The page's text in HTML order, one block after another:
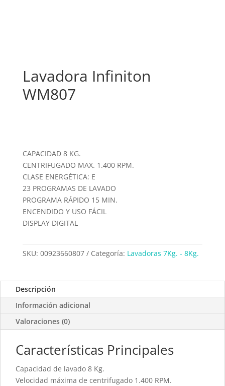
Lavadora Infiniton
WM807
CAPACIDAD 8 KG.
CENTRIFUGADO MAX. 1.400 RPM.
CLASE ENERGÉTICA: E
23 PROGRAMAS DE LAVADO
PROGRAMA RÁPIDO 15 MIN.
ENCENDIDO Y USO FÁCIL
DISPLAY DIGITAL
SKU: 00923660807 Categoría: Lavadoras 7Kg. - 8Kg.
Descripción
Información adicional
Valoraciones (0)
Características Principales
Capacidad de lavado 8 Kg.
Velocidad máxima de centrifugado 1.400 RPM.